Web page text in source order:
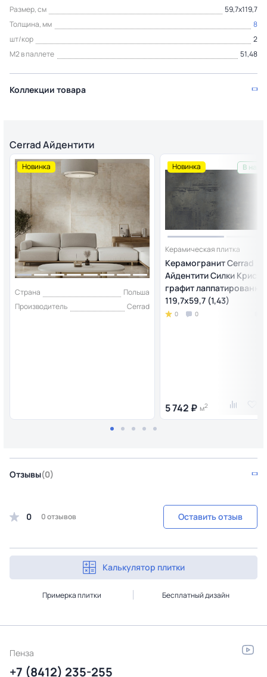
Размер, см
59,7x119,7
Толщина, мм
8
шт/кор
2
М2 в паллете
51,48
Коллекции товара
Cerrad Айдентити
Новинка
Страна
Польша
Производитель
Cerrad
Новинка В
Керамическая плитка
Керамогранит Cerrad
Айдентити Силки
графит
119,7x59,7 (1,43)
0 0
5 742 ₽ м2
Отзывы(0)
0 0 отзывов Оставить отзыв
Калькулятор плитки
Примерка плитки Бесплатный дизайн
Пенза
+7 (8412) 235-255